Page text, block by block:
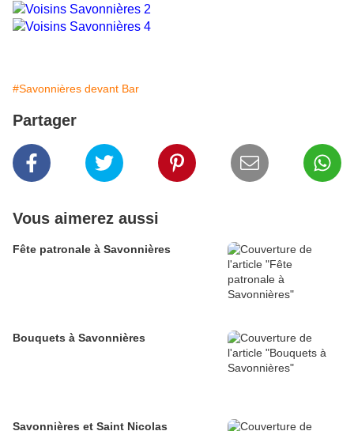
#Savonnières devant Bar
Partager
Vous aimerez aussi
Fête patronale à Savonnières
Bouquets à Savonnières
Savonnières et Saint Nicolas